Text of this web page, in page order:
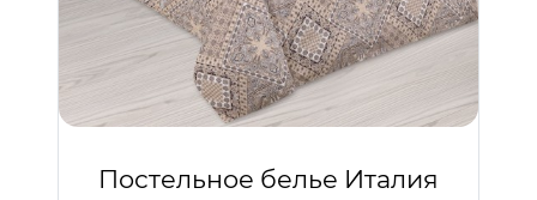
Постельное белье Италия